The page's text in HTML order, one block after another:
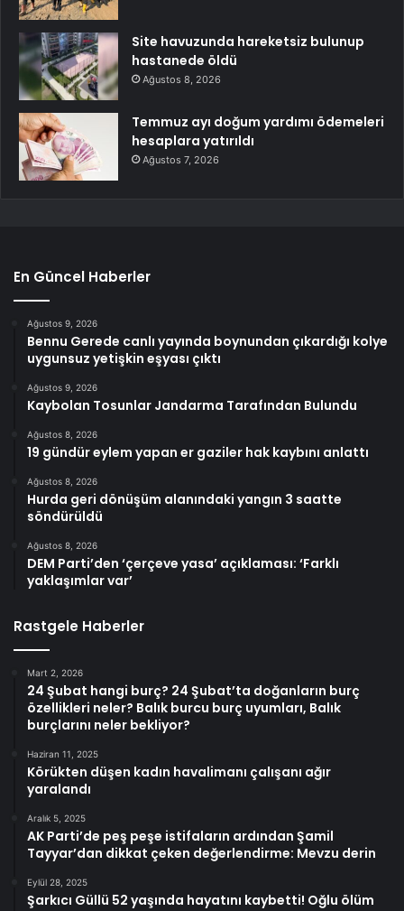
Site havuzunda hareketsiz bulunup
hastanede öldü
Ağustos 8, 2026
Temmuz ayı doğum yardımı ödemeleri
hesaplara yatırıldı
Ağustos 7, 2026
En Güncel Haberler
Ağustos 9, 2026
Bennu Gerede canlı yayında boynundan çıkardığı kolye
uygunsuz yetişkin eşyası çıktı
Ağustos 9, 2026
Kaybolan Tosunlar Jandarma Tarafından Bulundu
Ağustos 8, 2026
19 gündür eylem yapan er gaziler hak kaybını anlattı
Ağustos 8, 2026
Hurda geri dönüşüm alanındaki yangın 3 saatte
söndürüldü
Ağustos 8, 2026
DEM Parti’den ‘çerçeve yasa’ açıklaması: ‘Farklı
yaklaşımlar var’
Rastgele Haberler
Mart 2, 2026
24 Şubat hangi burç? 24 Şubat’ta doğanların burç
özellikleri neler? Balık burcu burç uyumları, Balık
burçlarını neler bekliyor?
Haziran 11, 2025
Körükten düşen kadın havalimanı çalışanı ağır
yaralandı
Aralık 5, 2025
AK Parti’de peş peşe istifaların ardından Şamil
Tayyar’dan dikkat çeken değerlendirme: Mevzu derin
Eylül 28, 2025
Şarkıcı Güllü 52 yaşında hayatını kaybetti! Oğlu ölüm